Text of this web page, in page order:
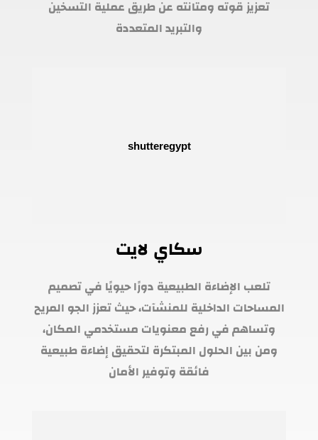
تعزيز قوته ومتانته عن طريق عملية التسخين
والتبريد المتعددة
سكاي لايت
تلعب الإضاءة الطبيعية دورًا حيويًا في تصميم
المساحات الداخلية للمنشآت، حيث تعزز الجو المريح
وتساهم في رفع معنويات مستخدمي المكان،
ومن بين الحلول المبتكرة لتحقيق إضاءة طبيعية
فائقة وتوفير الأمان